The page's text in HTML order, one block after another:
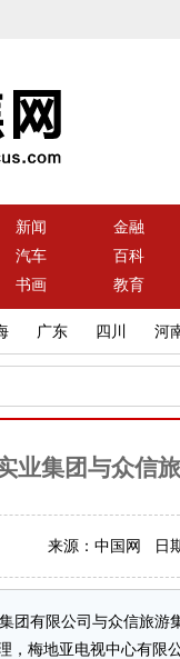
新闻 金融
汽车 百科
书画 教育
广东 四川 河
业集团与众信
来源：中国网 日
团有限公司与众信旅游
，梅地亚电视中心有限